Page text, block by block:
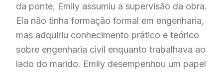
da ponte, Emily assumiu a supervisão da obra.
Ela não tinha formação formal em engenharia,
mas adquiriu conhecimento prático e teórico
sobre engenharia civil enquanto trabalhava ao
lado do marido. Emily desempenhou um papel